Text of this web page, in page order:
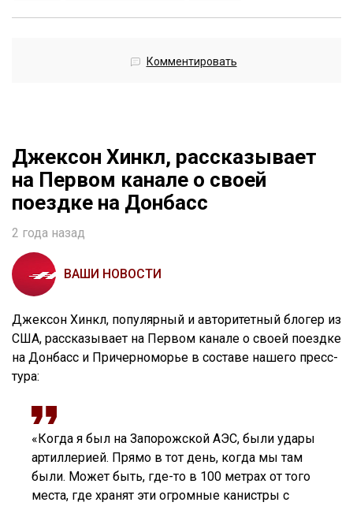
Комментировать
Джексон Хинкл, рассказывает
на Первом канале о своей
поездке на Донбасс
2 года назад
ВАШИ НОВОСТИ
Джексон Хинкл, популярный и авторитетный блогер из
США, рассказывает на Первом канале о своей поездке
на Донбасс и Причерноморье в составе нашего пресс-
тура:
«Когда я был на Запорожской АЭС, были удары
артиллерией. Прямо в тот день, когда мы там
были. Может быть, где-то в 100 метрах от того
места, где хранят эти огромные канистры с